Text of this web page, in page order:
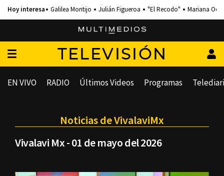
Galilea Montijo Julián Figueroa "El Recodo" Mariana
TELEVISIÓN
EN VIVO RADIO Últimos Videos Programas
Noticias de VivalaviMx
Vivalavi Mx - 01 de mayo del 2026